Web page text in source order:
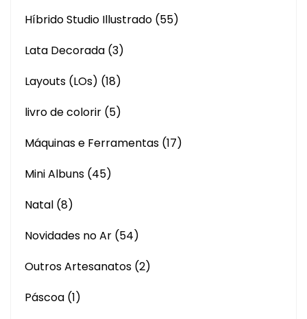
Híbrido Studio Illustrado (55)
Lata Decorada (3)
Layouts (LOs) (18)
livro de colorir (5)
Máquinas e Ferramentas (17)
Mini Albuns (45)
Natal (8)
Novidades no Ar (54)
Outros Artesanatos (2)
Páscoa (1)